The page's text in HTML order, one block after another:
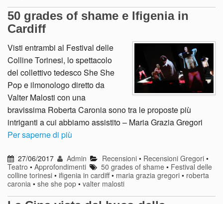
50 grades of shame e Ifigenia in
Cardiff
Visti entrambi al Festival delle
Colline Torinesi, lo spettacolo
del collettivo tedesco She She
Pop e ilmonologo diretto da
Valter Malosti con una
bravissima Roberta Caronia sono tra le proposte più
intriganti a cui abbiamo assistito – Maria Grazia Gregori
Per saperne di più
27/06/2017 Admin Recensioni• Recensioni Gregori•
Teatro • Approfondimenti 50 grades of shame • Festival delle
colline torinesi • ifigenia in cardiff• maria grazia gregori • roberta
caronia • she she pop • valter malosti